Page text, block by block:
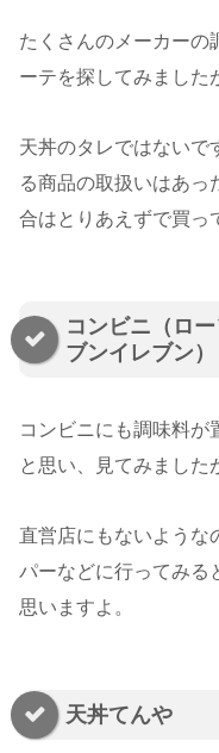
たくさんのメーカーの
ーテを探してみました
天丼のタレではないで
る商品の取扱いはあっ
合はとりあえずで買っ
コンビニ（ロ
ブンイレブン）
コンビニにも調味料が
と思い、見てみました
直営店にもないような
パーなどに行ってみる
思いますよ。
天丼てんや